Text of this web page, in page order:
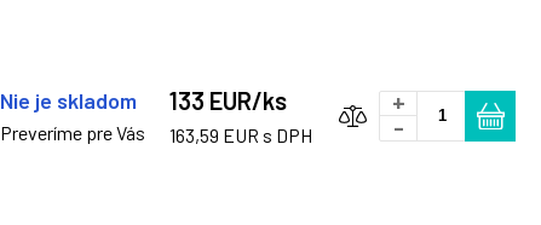
Nie je skladom
Preveríme pre Vás
133 EUR/ks
163,59 EUR s DPH
+
-